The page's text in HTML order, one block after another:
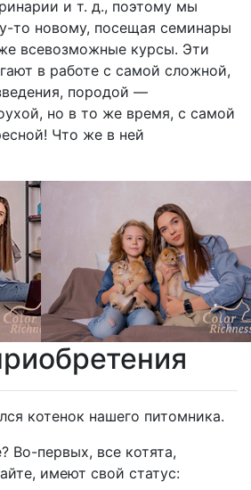
и т. д., поэтому мы
то новому, посещая семинары
всевозможные курсы. Эти
в работе с самой сложной,
породой —
но в то же время, с самой
Что же в ней
котенок нашего питомника.
Во-первых, все котята,
имеют свой статус: